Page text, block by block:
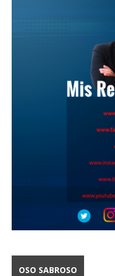
OSO SABROSO